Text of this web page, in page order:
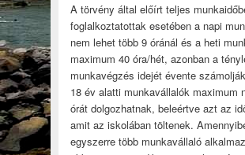
A törvény által előírt teljes
foglalkoztatottak esetében a napi
nem lehet több 9 óránál és a heti
maximum 40 óra/hét, azonban a
munkavégzés idejét évente
18 év alatti munkavállalók maximum
órát dolgozhatnak, beleértve azt az
amit az iskolában töltenek.
egyszerre több munkavállaló